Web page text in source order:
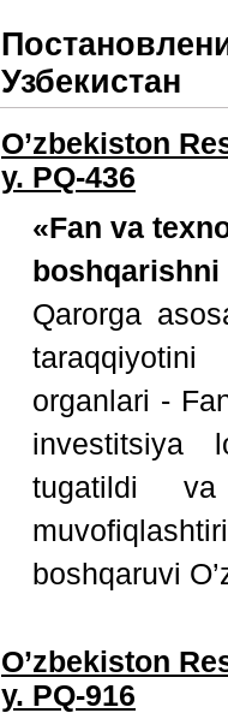
Узбекистан
O’zbekiston
y. PQ-436
«Fan va
Qarorga
organlari -
investitsiya
tugatildi
boshqaruvi
O’zbekiston
y. PQ-916